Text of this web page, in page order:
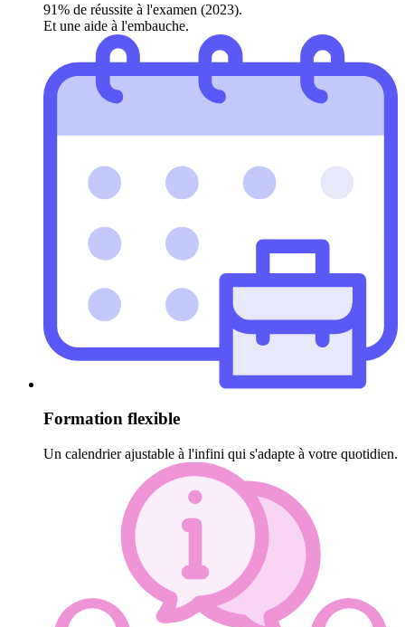
91% de réussite à l'examen (2023).
Et une aide à l'embauche.
Formation flexible
Un calendrier ajustable à l'infini qui s'adapte à votre quotidien.